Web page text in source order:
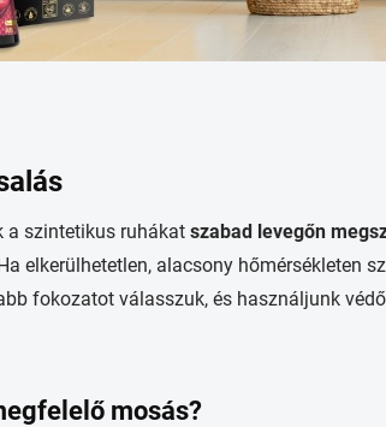
a szintetikus ruhákat szabad levegőn
elkerülhetetlen, alacsony hőmérsékleten
fokozatot válasszuk, és használjunk
mosás?